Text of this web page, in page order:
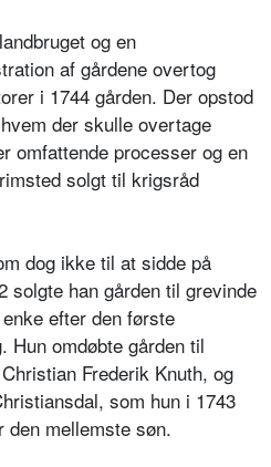
og en
af gårdene overtog
i 1744 gården. Der opstod
der skulle overtage
omfattende processer og en
solgt til krigsråd
dog ikke til at sidde på
han gården til grevinde
efter den første
Hun omdøbte gården til
Frederik Knuth, og
som hun i 1743
den mellemste søn.